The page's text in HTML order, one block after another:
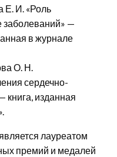
Е. И. «Роль
заболеваний» —
в журнале
О. Н.
сердечно-
книга, изданная
лауреатом
премий и медалей